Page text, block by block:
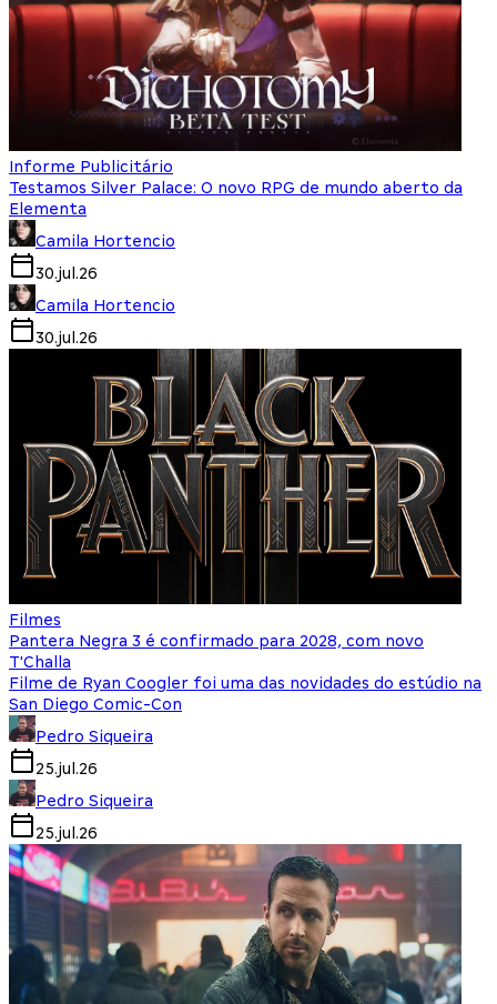
Informe Publicitário
Testamos Silver Palace: O novo RPG de mundo aberto da
Elementa
Camila Hortencio
30.jul.26
Camila Hortencio
30.jul.26
Filmes
Pantera Negra 3 é confirmado para 2028, com novo
T'Challa
Filme de Ryan Coogler foi uma das novidades do estúdio na
San Diego Comic-Con
Pedro Siqueira
25.jul.26
Pedro Siqueira
25.jul.26